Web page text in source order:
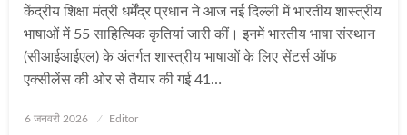
केंद्रीय शिक्षा मंत्री धर्मेंद्र प्रधान ने आज नई दिल्ली में भारतीय शास्त्रीय
भाषाओं में 55 साहित्यिक कृतियां जारी कीं। इनमें भारतीय भाषा संस्थान
(सीआईआईएल) के अंतर्गत शास्त्रीय भाषाओं के लिए सेंटर्स ऑफ
एक्सीलेंस की ओर से तैयार की गई 41…
Posted
6 जनवरी 2026 Editor